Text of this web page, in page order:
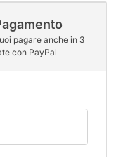
pagare anche in 3
con PayPal